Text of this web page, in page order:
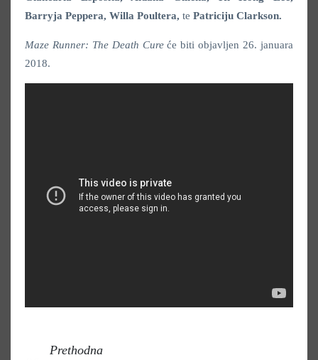
Barryja Peppera, Willa Poultera, te Patriciju Clarkson.
Maze Runner: The Death Cureće biti objavljen 26. januara
2018.
Prethodna